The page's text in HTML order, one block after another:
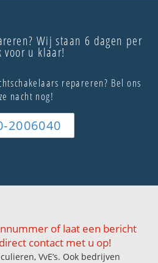
Wij staan 6 dagen per
voor u klaar!
repareren? Bel ons
nacht nog!
2006040
of laat een bericht
contact met u op!
VvE’s. Ook bedrijven